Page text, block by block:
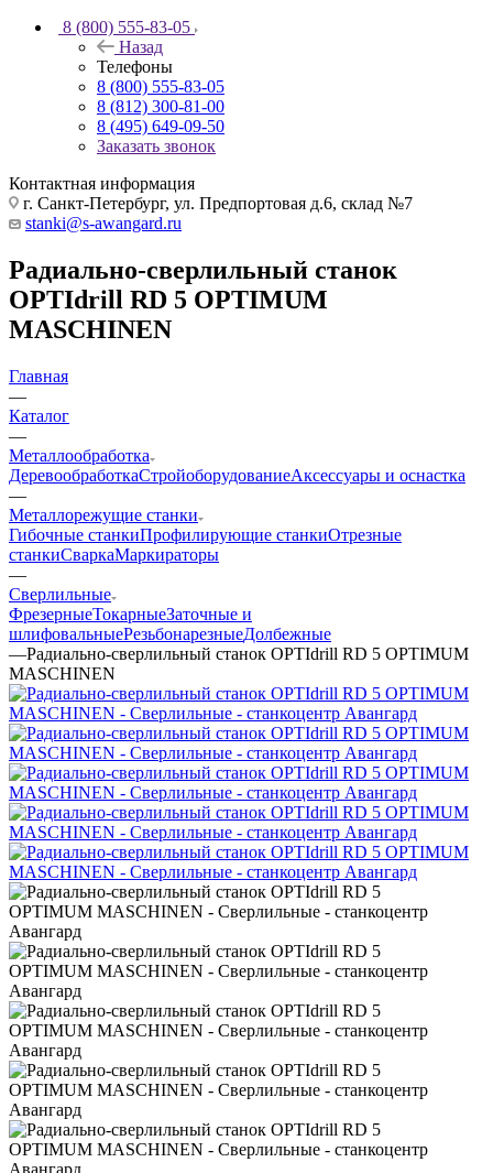
8 (800) 555-83-05
Назад
Телефоны
8 (800) 555-83-05
8 (812) 300-81-00
8 (495) 649-09-50
Заказать звонок
Контактная информация
г. Санкт-Петербург, ул. Предпортовая д.6, склад №7
stanki@s-awangard.ru
Радиально-сверлильный станок
OPTIdrill RD 5 OPTIMUM
MASCHINEN
Главная
—
Каталог
—
Металлообработка
ДеревообработкаСтройоборудованиеАксeccyapы и оснастка
—
Металлорежущие станки
Гибочные станкиПрофилирующие станкиОтрезные
станкиСваркаМаркираторы
—
Сверлильные
ФрезерныеТокарныеЗаточные и
шлифовальныеРезьбонарезныеДолбежные
—Радиально-сверлильный станок OPTIdrill RD 5 OPTIMUM
MASCHINEN